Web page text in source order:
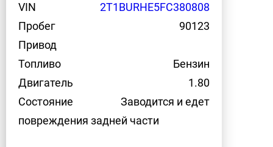
VIN
2T1BURHE5FC380808
Пробег
90123
Привод
Топливо
Бензин
Двигатель
1.80
Состояние
Заводится и едет
повреждения задней части